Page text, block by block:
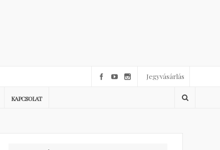
Jegyvásárlás
KAPCSOLAT